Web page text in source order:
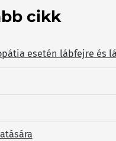
cikk
esetén lábfejre és